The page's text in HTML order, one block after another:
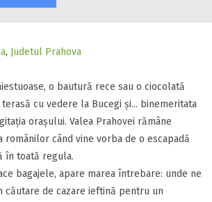
, Judetul Prahova
o bautură rece sau o ciocolată
cu vedere la Bucegi și... binemeritata
orașului. Valea Prahovei rămâne
românilor când vine vorba de o escapadă
în toată regula.
bagajele, apare marea întrebare: unde ne
căutare de cazare ieftină pentru un